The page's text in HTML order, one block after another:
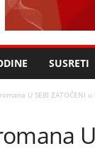
SUSRETI
U SEBI ZATOČENI
U